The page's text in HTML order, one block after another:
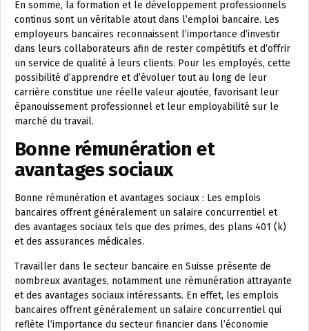
En somme, la formation et le développement professionnels
continus sont un véritable atout dans l’emploi bancaire. Les
employeurs bancaires reconnaissent l’importance d’investir
dans leurs collaborateurs afin de rester compétitifs et d’offrir
un service de qualité à leurs clients. Pour les employés, cette
possibilité d’apprendre et d’évoluer tout au long de leur
carrière constitue une réelle valeur ajoutée, favorisant leur
épanouissement professionnel et leur employabilité sur le
marché du travail.
Bonne rémunération et
avantages sociaux
Bonne rémunération et avantages sociaux : Les emplois
bancaires offrent généralement un salaire concurrentiel et
des avantages sociaux tels que des primes, des plans 401 (k)
et des assurances médicales.
Travailler dans le secteur bancaire en Suisse présente de
nombreux avantages, notamment une rémunération attrayante
et des avantages sociaux intéressants. En effet, les emplois
bancaires offrent généralement un salaire concurrentiel qui
reflète l’importance du secteur financier dans l’économie